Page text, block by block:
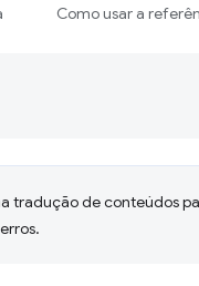
Como usar a
tradução de conteúdos